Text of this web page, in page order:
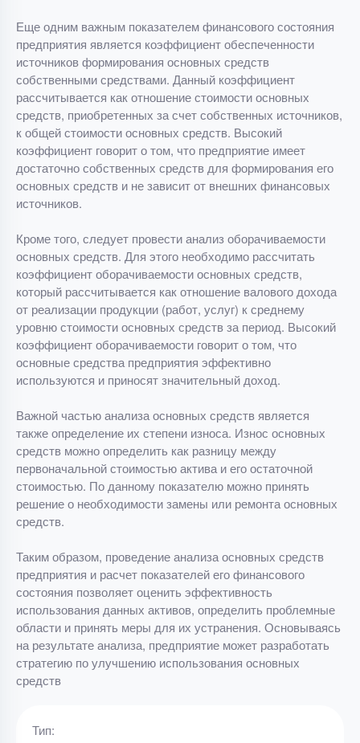
Еще одним важным показателем финансового состояния
предприятия является коэффициент обеспеченности
источников формирования основных средств
собственными средствами. Данный коэффициент
рассчитывается как отношение стоимости основных
средств, приобретенных за счет собственных источников,
к общей стоимости основных средств. Высокий
коэффициент говорит о том, что предприятие имеет
достаточно собственных средств для формирования его
основных средств и не зависит от внешних финансовых
источников.
Кроме того, следует провести анализ оборачиваемости
основных средств. Для этого необходимо рассчитать
коэффициент оборачиваемости основных средств,
который рассчитывается как отношение валового дохода
от реализации продукции (работ, услуг) к среднему
уровню стоимости основных средств за период. Высокий
коэффициент оборачиваемости говорит о том, что
основные средства предприятия эффективно
используются и приносят значительный доход.
Важной частью анализа основных средств является
также определение их степени износа. Износ основных
средств можно определить как разницу между
первоначальной стоимостью актива и его остаточной
стоимостью. По данному показателю можно принять
решение о необходимости замены или ремонта основных
средств.
Таким образом, проведение анализа основных средств
предприятия и расчет показателей его финансового
состояния позволяет оценить эффективность
использования данных активов, определить проблемные
области и принять меры для их устранения. Основываясь
на результате анализа, предприятие может разработать
стратегию по улучшению использования основных
средств
Тип: